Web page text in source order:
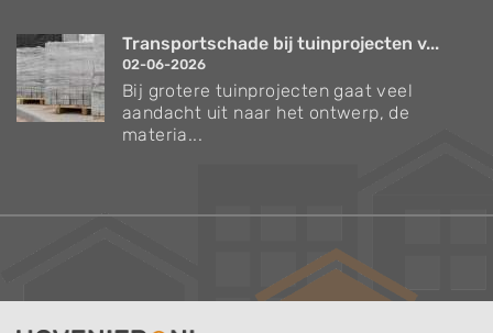
Transportschade bij tuinprojecten v...
02-06-2026
Bij grotere tuinprojecten gaat veel
aandacht uit naar het ontwerp, de
materia...